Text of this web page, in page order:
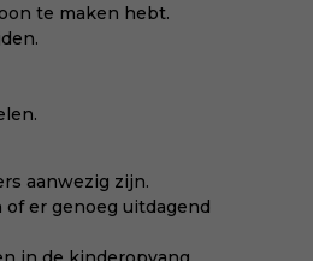
te maken hebt.
aanwezig zijn.
er genoeg uitdagend